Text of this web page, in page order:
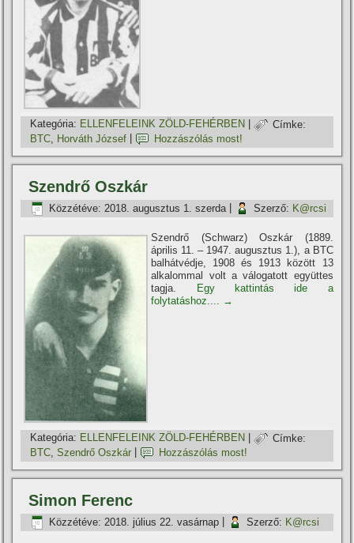
Kategória: ELLENFELEINK ZÖLD-FEHÉRBEN |
Címke:
BTC Horváth József Hozzászólás most!
Szendrő Oszkár
Közzétéve: 2018. augusztus 1. szerda Szerző: K@rcsi
Szendrő (Schwarz) Oszkár (1889.
április 11. – 1947. augusztus 1.), a BTC
balhátvédje, 1908 és 1913 között 13
alkalommal volt a válogatott együttes
tagja.
Egy kattintás ide a
folytatáshoz....
→
Kategória: ELLENFELEINK ZÖLD-FEHÉRBEN |
Címke:
BTC ,Szendrő Oszkár Hozzászólás most!
Simon Ferenc
Közzétéve: 2018. július 22. vasárnap Szerző: K@rcsi